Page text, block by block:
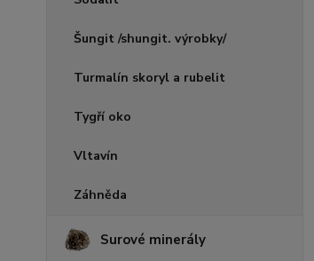
Šungit /shungit. výrobky/
Turmalín skoryl a rubelit
Tygří oko
Vltavín
Záhněda
Surové minerály